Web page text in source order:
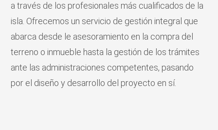
a través de los profesionales más cualificados de la
isla. Ofrecemos un servicio de gestión integral que
abarca desde le asesoramiento en la compra del
terreno o inmueble hasta la gestión de los trámites
ante las administraciones competentes, pasando
por el diseño y desarrollo del proyecto en sí.